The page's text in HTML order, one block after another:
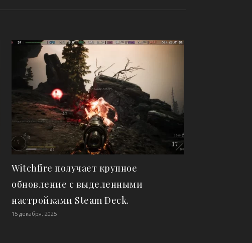
Witchfire получает крупное
обновление с выделенными
настройками Steam Deck.
15 декабря, 2025